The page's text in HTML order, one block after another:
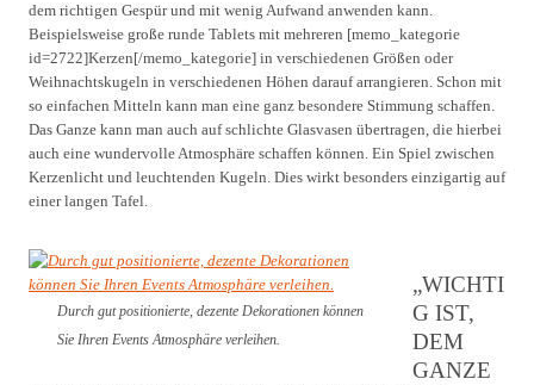
dem richtigen Gespür und mit wenig Aufwand anwenden kann.
Beispielsweise große runde Tablets mit mehreren [memo_kategorie
id=2722]Kerzen[/memo_kategorie] in verschiedenen Größen oder
Weihnachtskugeln in verschiedenen Höhen darauf arrangieren. Schon mit
so einfachen Mitteln kann man eine ganz besondere Stimmung schaffen.
Das Ganze kann man auch auf schlichte Glasvasen übertragen, die hierbei
auch eine wundervolle Atmosphäre schaffen können. Ein Spiel zwischen
Kerzenlicht und leuchtenden Kugeln. Dies wirkt besonders einzigartig auf
einer langen Tafel.
Durch gut positionierte, dezente Dekorationen können
Sie Ihren Events Atmosphäre verleihen.
„WICHTI
G IST,
DEM
GANZE